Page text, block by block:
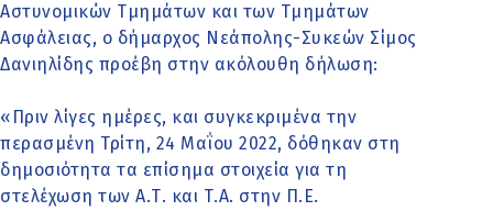
Αστυνομικών Τμημάτων και των Τμημάτων
Ασφάλειας, ο δήμαρχος Νεάπολης-Συκεών Σίμος
Δανιηλίδης προέβη στην ακόλουθη δήλωση:
«Πριν λίγες ημέρες, και συγκεκριμένα την
περασμένη Τρίτη, 24 Μαΐου 2022, δόθηκαν στη
δημοσιότητα τα επίσημα στοιχεία για τη
στελέχωση των Α.Τ. και Τ.Α. στην Π.Ε.